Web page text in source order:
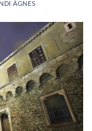
ÁGNES